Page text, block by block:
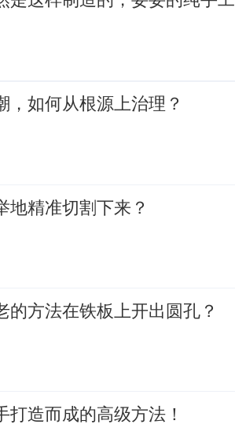
如何从根源上治理？
地精准切割下来？
方法在铁板上开出圆孔？
造而成的高级方法！